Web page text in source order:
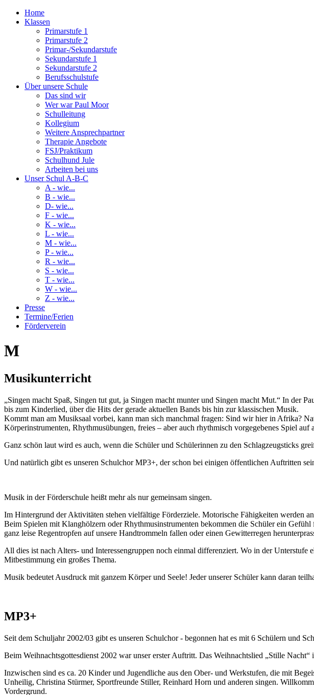
Home
Klassen
Primarstufe 1
Primarstufe 2
Primar-/Sekundarstufe
Sekundarstufe 1
Sekundarstufe 2
Berufsschulstufe
Über unsere Schule
Das sind wir
Wer war Paul Moor
Schulleitung
Kollegium
Weitere Ansprechpartner
Therapie Angebote
FSJ/Praktikum
Schulhund Jule
Arbeiten bei uns
Unser Schul A-B-C
A - wie...
B - wie...
D- wie...
F - wie...
K - wie...
L - wie...
M - wie...
P - wie...
R - wie...
S - wie...
T - wie...
W - wie...
Z - wie...
Presse
Termine/Ferien
Förderverein
M
Musikunterricht
„Singen macht Spaß, Singen tut gut, ja Singen macht munter und Singen macht Mut.“ In der
bis zum Kinderlied, über die Hits der gerade aktuellen Bands bis hin zur klassischen Musik.
Kommt man am Musiksaal vorbei, kann man sich manchmal fragen: Sind wir hier in Afrika?
Körperinstrumenten, Rhythmusübungen, freies – aber auch rhythmisch vorgegebenes Spiel
Ganz schön laut wird es auch, wenn die Schüler und Schülerinnen zu den Schlagzeugsticks
Und natürlich gibt es unseren Schulchor MP3+, der schon bei einigen öffentlichen Auftritten
Musik in der Förderschule heißt mehr als nur gemeinsam singen.
Im Hintergrund der Aktivitäten stehen vielfältige Förderziele. Motorische Fähigkeiten werden
Beim Spielen mit Klanghölzern oder Rhythmusinstrumenten bekommen die Schüler ein
ganz leise Regentropfen auf unsere Handtrommeln fallen oder einen Gewitterregen
All dies ist nach Alters- und Interessengruppen noch einmal differenziert. Wo in der
Mitbestimmung ein großes Thema.
Musik bedeutet Ausdruck mit ganzem Körper und Seele! Jeder unserer Schüler kann daran
MP3+
Seit dem Schuljahr 2002/03 gibt es unseren Schulchor - begonnen hat es mit 6 Schülern und
Beim Weihnachtsgottesdienst 2002 war unser erster Auftritt. Das Weihnachtslied „Stille
Inzwischen sind es ca. 20 Kinder und Jugendliche aus den Ober- und Werkstufen, die mit
Unheilig, Christina Stürmer, Sportfreunde Stiller, Reinhard Horn und anderen singen.
Vordergrund.